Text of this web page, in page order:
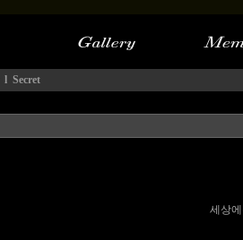
l Secret
세상